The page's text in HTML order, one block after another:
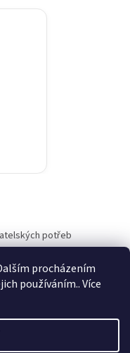
procházením
používáním.. Více
potřeb